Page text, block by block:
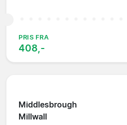
PRIS FRA
408,-
Middlesbrough
Millwall